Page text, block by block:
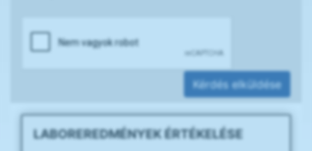
Kérdés elküldése
LABOREREDMÉNYEK ÉRTÉKELÉSE